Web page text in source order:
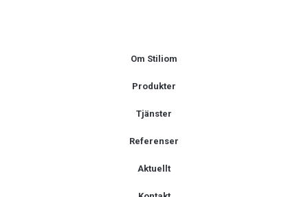
Om Stiliom
Produkter
Tjänster
Referenser
Aktuellt